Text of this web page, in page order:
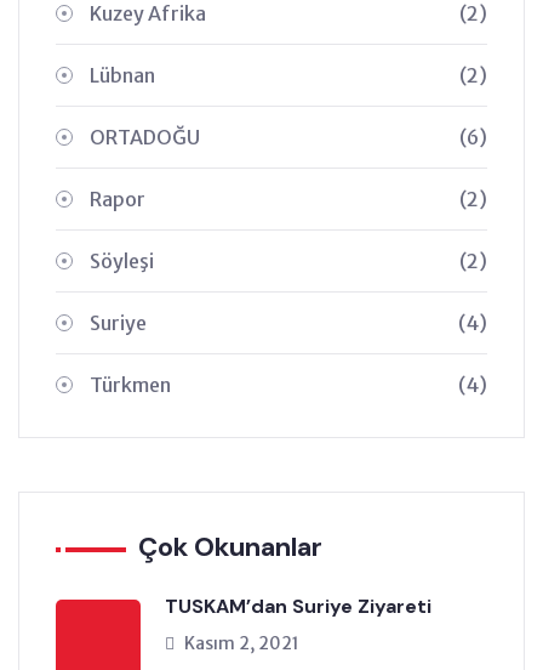
Kuzey Afrika (2)
Lübnan (2)
ORTADOĞU (6)
Rapor (2)
Söyleşi (2)
Suriye (4)
Türkmen (4)
Çok Okunanlar
TUSKAM’dan Suriye Ziyareti
Kasım 2, 2021